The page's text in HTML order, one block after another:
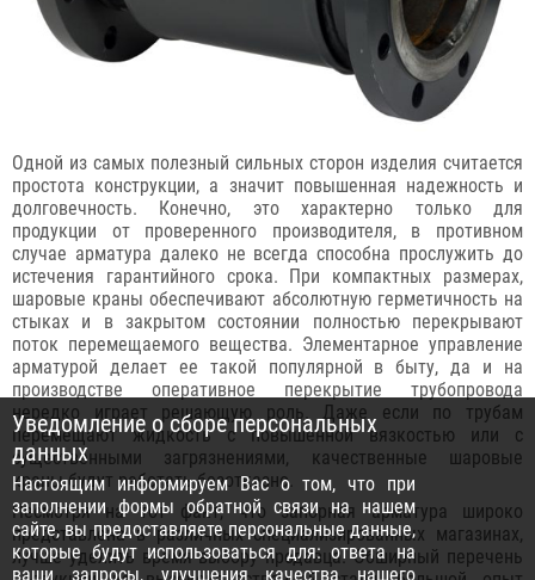
Одной из самых полезный сильных сторон изделия считается
простота конструкции, а значит повышенная надежность и
долговечность. Конечно, это характерно только для
продукции от проверенного производителя, в противном
случае арматура далеко не всегда способна прослужить до
истечения гарантийного срока. При компактных размерах,
шаровые краны обеспечивают абсолютную герметичность на
стыках и в закрытом состоянии полностью перекрывают
поток перемещаемого вещества. Элементарное управление
арматурой делает ее такой популярной в быту, да и на
производстве оперативное перекрытие трубопровода
нередко играет решающую роль. Даже если по трубам
перемещают жидкость с повышенной вязкостью или с
существенными загрязнениями, качественные шаровые
краны будут работать безотказно.
Несмотря на тот факт, что запорная арматура широко
представлена в различных специализированных магазинах,
лучше уделить время выбору продавца. Обширный перечень
Уведомление о сборе персональных
данных
Настоящим информируем Вас о том, что при
заполнении формы обратной связи на нашем
сайте, вы предоставляете персональные данные,
которые будут использоваться для: ответа на
ваши запросы, улучшения качества нашего